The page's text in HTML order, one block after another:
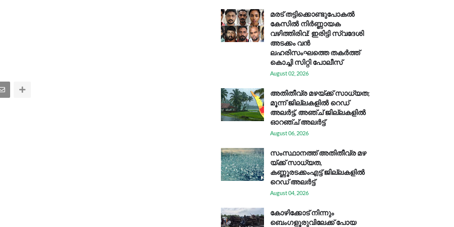
മരട് തട്ടിക്കൊണ്ടുപോകൽ
കേസിൽ നിർണ്ണായക
വഴിത്തിരിവ്: ഇരിട്ടി സ്വദേശി
അടക്കം വൻ
ലഹരിസംഘത്തെ തകർത്ത്
കൊച്ചി സിറ്റി പോലീസ്
August 02, 2026
അതിതീവ്ര മഴയ്ക്ക് സാധ്യത;
മൂന്ന് ജില്ലകളിൽ റെഡ്
അലർട്ട്, അഞ്ച് ജില്ലകളിൽ
ഓറഞ്ച് അലർട്ട്
August 06, 2026
സം​സ്ഥാ​ന​ത്ത് അ​തി​തീ​വ്ര മ​ഴ​
യ്ക്ക് സാ​ധ്യ​ത,
കണ്ണൂരടക്കംഎ​ട്ട് ജി​ല്ല​ക​ളി​ൽ
റെ​ഡ് അ​ലർ​ട്ട്
August 04, 2026
കോഴിക്കോട് നിന്നും
ബെംഗളൂരുവിലേക്ക് പോയ